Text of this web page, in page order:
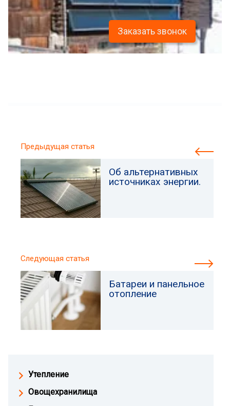
Заказать звонок
Утепление
Овощехранилища
Предыдущая статья
Об альтернативных
источниках энергии.
Следующая статья
Батареи и панельное
отопление